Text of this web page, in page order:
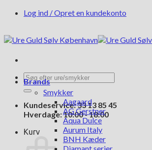
FortsætLog ind / Opret en kundekonto
Søg
efter:
Kundeservice: 33 13 85 45
Hverdage: 10:00 - 18:00
Kurv
Brands
Smykker
Aagaard
AG Gerstner
Aqua Dulce
Aurum Italy
BNH Kæder